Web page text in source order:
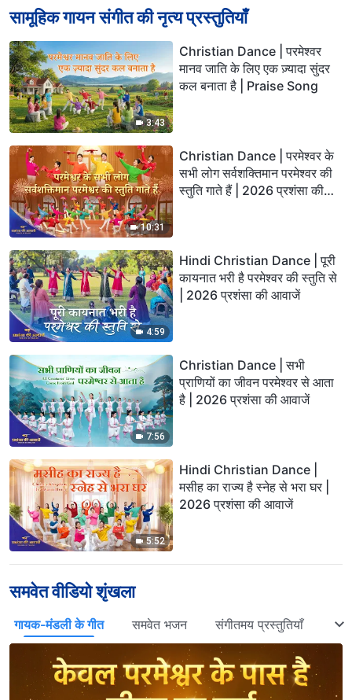
सामूहिक गायन संगीत की नृत्य प्रस्तुतियाँ
3:43
Christian Dance | परमेश्वर
मानव जाति के लिए एक ज़्यादा सुंदर
कल बनाता है | Praise Song
10:31
Christian Dance | परमेश्वर के
सभी लोग सर्वशक्तिमान परमेश्वर की
स्तुति गाते हैं | 2026 प्रशंसा की
4:59
Hindi Christian Dance | पूरी
कायनात भरी है परमेश्वर की स्तुति से
| 2026 प्रशंसा की आवाजें
7:56
Christian Dance | सभी
प्राणियों का जीवन परमेश्वर से आता
है | 2026 प्रशंसा की आवाजें
5:52
Hindi Christian Dance |
मसीह का राज्य है स्नेह से भरा घर |
2026 प्रशंसा की आवाजें
समवेत वीडियो शृंखला
गायक-मंडली के गीत समवेत भजन संगीतमय प्रस्तुतियाँ